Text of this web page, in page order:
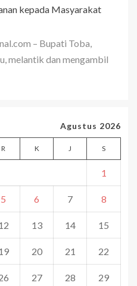
kepada Masyarakat
– Bupati Toba,
melantik dan mengambil
Agustus 2026
R K J S
1
5 6 7 8
13 14 15
20 21 22
27 28 29